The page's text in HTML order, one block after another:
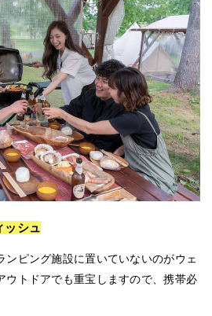
ッシュ
ンピング施設に置いていないのがウェ
ウトドアでも重宝しますので、携帯必